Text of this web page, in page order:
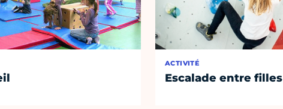
ACTIVITÉ
Escalade entre filles